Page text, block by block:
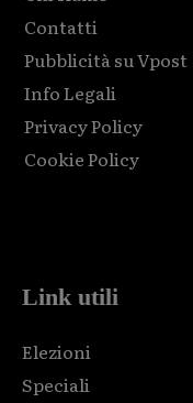
Contatti
Pubblicità su Vpost
Info Legali
Privacy Policy
Cookie Policy
Link utili
Elezioni
Speciali